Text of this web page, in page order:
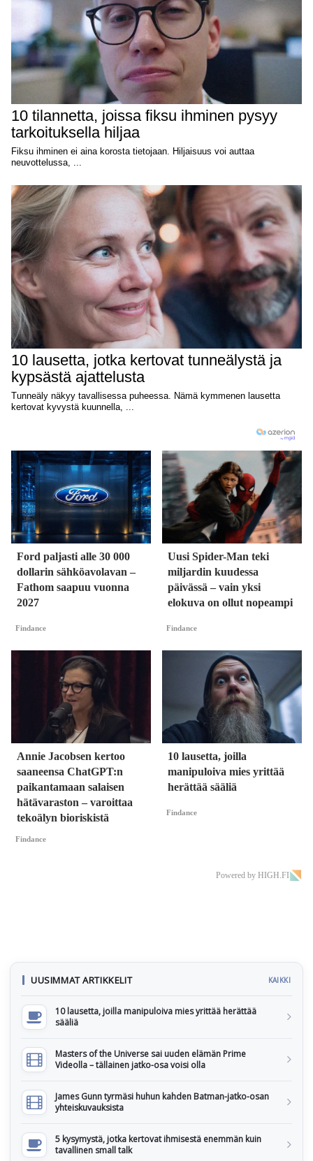
Ford paljasti alle 30 000
dollarin sähköavolavan –
Fathom saapuu vuonna
2027
Findance
Uusi Spider-Man teki
miljardin kuudessa
päivässä – vain yksi
elokuva on ollut nopeampi
Findance
Annie Jacobsen kertoo
saaneensa ChatGPT:n
paikantamaan salaisen
hätävaraston – varoittaa
tekoälyn bioriskistä
Findance
10 lausetta, joilla
manipuloiva mies yrittää
herättää sääliä
Findance
Powered by HIGH.FI
UUSIMMAT ARTIKKELIT KAIKKI
10 lausetta, joilla manipuloiva mies yrittää herättää
sääliä
Masters of the Universe sai uuden elämän Prime
Videolla – tällainen jatko-osa voisi olla
James Gunn tyrmäsi huhun kahden Batman-jatko-osan
yhteiskuvauksista
5 kysymystä, jotka kertovat ihmisestä enemmän kuin
tavallinen small talk